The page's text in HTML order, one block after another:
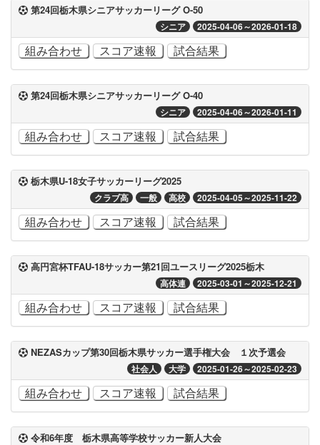
第24回栃木県シニアサッカーリーグ O-50
シニア 2025-04-06～2026-01-18
組み合わせ スコア速報 試合結果
第24回栃木県シニアサッカーリーグ O-40
シニア 2025-04-06～2026-01-11
組み合わせ スコア速報 試合結果
栃木県U-18女子サッカーリーグ2025
クラブ高 一般 高校 2025-04-05～2025-11-22
組み合わせ スコア速報 試合結果
高円宮杯TFAU-18サッカー第21回ユースリーグ2025栃木
高体連 2025-03-01～2025-12-21
組み合わせ スコア速報 試合結果
NEZASカップ第30回栃木県サッカー選手権大会 １次予選会
社会人 大学 2025-01-26～2025-02-23
組み合わせ スコア速報 試合結果
令和6年度 栃木県高等学校サッカー新人大会